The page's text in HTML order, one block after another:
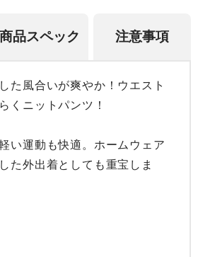
商品スペック 注意事項
た風合いが爽やか！ウエスト
くニットパンツ！
い運動も快適。ホームウェア
た外出着としても重宝しま